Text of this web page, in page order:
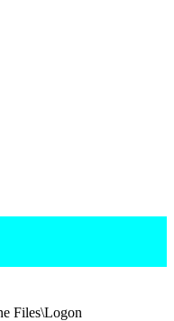
Files\Logon